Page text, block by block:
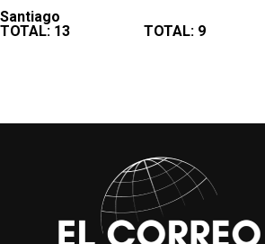
Santiago
TOTAL: 13
TOTAL: 9